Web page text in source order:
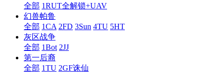
全部 1RUT全解锁+UAV
幻兽帕鲁
全部 1CA 2FD 3Sun 4TU 5HT
灰区战争
全部 1Bot 2JJ
第一后裔
全部 1TU 2GF诛仙